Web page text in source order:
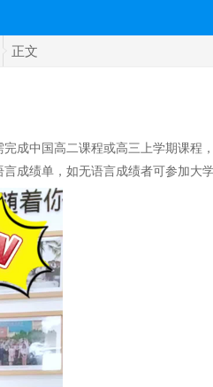
正文
成中国高二课程或高三上学期课程
成绩单，如无语言成绩者可参加大